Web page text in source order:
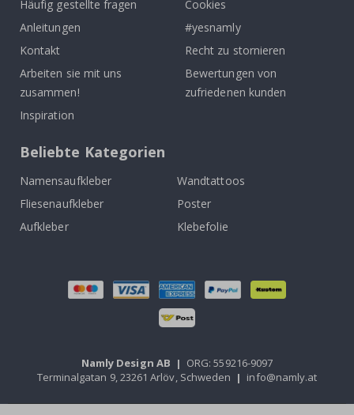
Häufig gestellte fragen
Anleitungen
Kontakt
Arbeiten sie mit uns
zusammen!
Inspiration
Cookies
#yesnamly
Recht zu stornieren
Bewertungen von
zufriedenen kunden
Beliebte Kategorien
Namensaufkleber
Wandtattoos
Fliesenaufkleber
Poster
Aufkleber
Klebefolie
Namly Design AB | ORG: 559216-9097
Terminalgatan 9, 23261 Arlöv, Schweden | info@namly.at